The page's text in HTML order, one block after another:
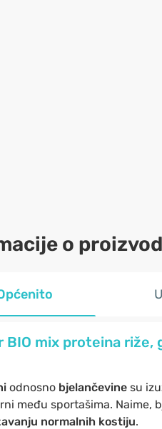
o
BIO mix proteina riže,
odnosno bjelančevine su
među sportašima. Naime,
normalnih kostiju.